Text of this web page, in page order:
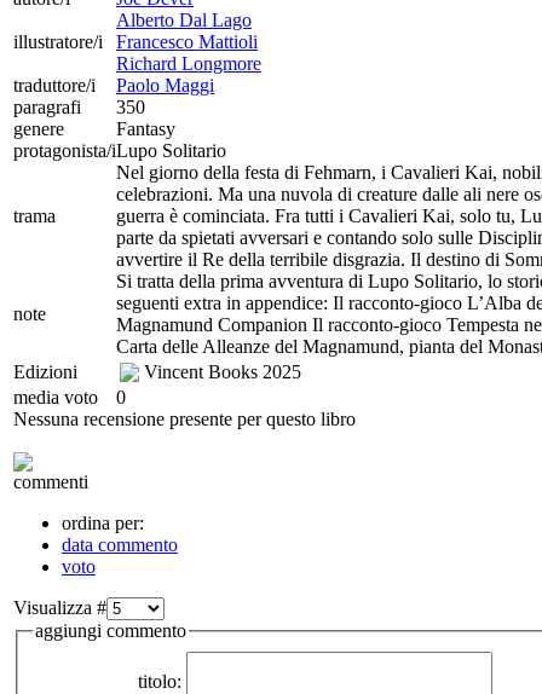
illustratore/i
Alberto Dal Lago
Francesco Mattioli
Richard Longmore
traduttore/i
Paolo Maggi
paragrafi
350
genere
Fantasy
protagonista/iLupo Solitario
trama
Nel giorno della festa di Fehmarn, i Cavalieri Kai,
celebrazioni. Ma una nuvola di creature dalle ali nere
guerra è cominciata. Fra tutti i Cavalieri Kai, solo tu,
parte da spietati avversari e contando solo sulle
avvertire il Re della terribile disgrazia. Il destino di
note
Si tratta della prima avventura di Lupo Solitario, lo
seguenti extra in appendice: Il racconto-gioco L’Alba
Magnamund Companion Il racconto-gioco Tempesta
Carta delle Alleanze del Magnamund, pianta del
Edizioni
Vincent Books 2025
media voto
0
Nessuna recensione presente per questo libro
commenti
ordina per:
data commento
voto
Visualizza #
aggiungi commento
titolo: